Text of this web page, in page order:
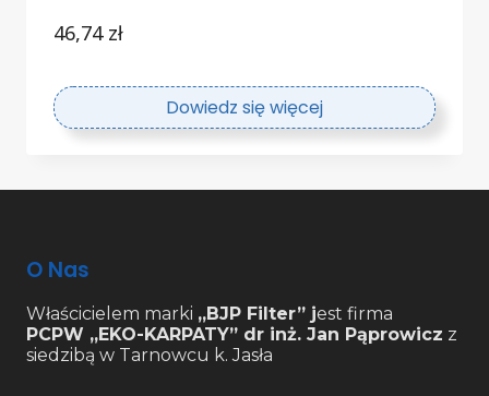
46,74 zł
Dowiedz się więcej
O Nas
Właścicielem marki „BJP Filter” jest firma
PCPW „EKO-KARPATY” dr inż. Jan Pąprowicz z
siedzibą w Tarnowcu k. Jasła